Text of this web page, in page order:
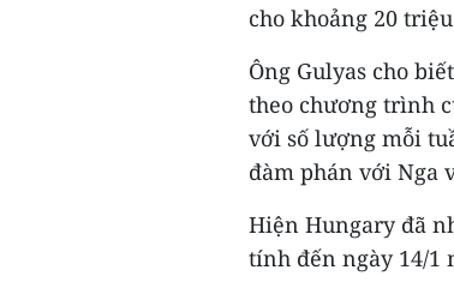
cho khoảng 20
Ông Gulyas cho
theo chương trình
với số lượng mỗi
đàm phán với Nga
Hiện Hungary đã
tính đến ngày 14/1